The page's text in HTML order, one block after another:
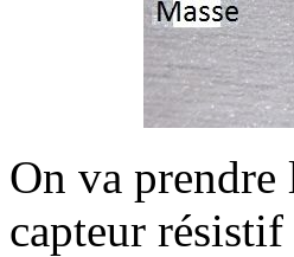
On va prendre
capteur